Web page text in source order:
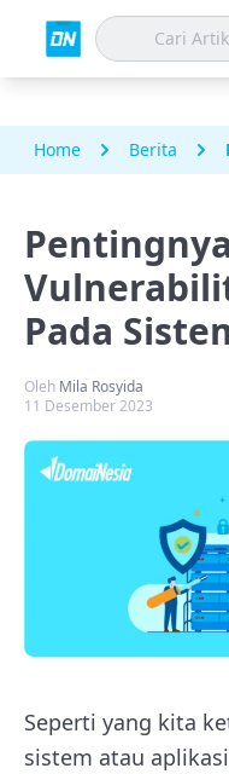
Home Berita
Pada
Oleh Mila Rosyida
11 Desember 2023
Seperti yang kita
sistem atau